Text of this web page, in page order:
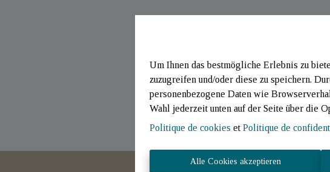
Um Ihnen das bestmögliche Erlebnis zu
zuzugreifen und/oder diese zu speichern.
personenbezogene Daten wie
Wahl jederzeit unten auf der Seite über die
Politique de cookies et Politique de
Alle Cookies akzeptieren